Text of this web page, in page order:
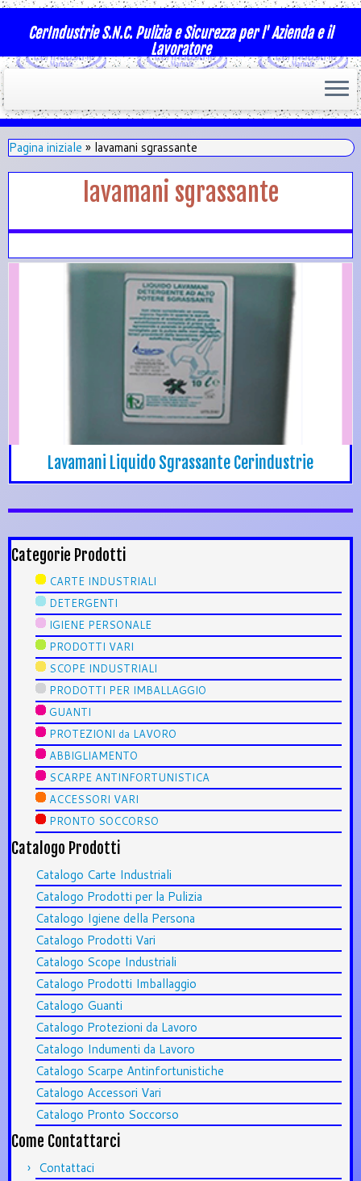
CerIndustrie S.N.C. Pulizia e Sicurezza per l' Azienda e il
Lavoratore
Pagina iniziale » lavamani sgrassante
lavamani sgrassante
Lavamani Liquido Sgrassante Cerindustrie
Categorie Prodotti
CARTE INDUSTRIALI
DETERGENTI
IGIENE PERSONALE
PRODOTTI VARI
SCOPE INDUSTRIALI
PRODOTTI PER IMBALLAGGIO
GUANTI
PROTEZIONI da LAVORO
ABBIGLIAMENTO
SCARPE ANTINFORTUNISTICA
ACCESSORI VARI
PRONTO SOCCORSO
Catalogo Prodotti
Catalogo Carte Industriali
Catalogo Prodotti per la Pulizia
Catalogo Igiene della Persona
Catalogo Prodotti Vari
Catalogo Scope Industriali
Catalogo Prodotti Imballaggio
Catalogo Guanti
Catalogo Protezioni da Lavoro
Catalogo Indumenti da Lavoro
Catalogo Scarpe Antinfortunistiche
Catalogo Accessori Vari
Catalogo Pronto Soccorso
Come Contattarci
Contattaci